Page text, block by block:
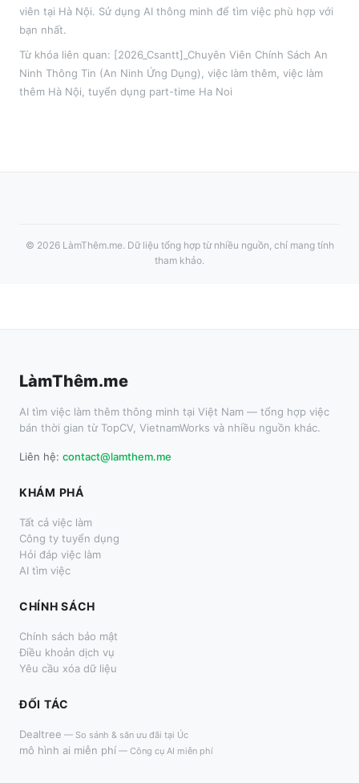
viên tại Hà Nội. Sử dụng AI thông minh để tìm việc phù hợp với
bạn nhất.
Từ khóa liên quan: [2026_Csantt]_Chuyên Viên Chính Sách An
Ninh Thông Tin (An Ninh Ứng Dụng) việc làm thêm , việc làm
thêm Hà Nội , tuyển dụng part-time Ha Noi
© 2026 LàmThêm.me. Dữ liệu tổng hợp từ nhiều nguồn, chỉ mang tính
tham khảo.
LàmThêm.me
AI tìm việc làm thêm thông minh tại Việt Nam — tổng hợp việc
bán thời gian từ TopCV, VietnamWorks và nhiều nguồn khác.
Liên hệ: contact@lamthem.me
KHÁM PHÁ
Tất cả việc làm
Công ty tuyển dụng
Hỏi đáp việc làm
AI tìm việc
CHÍNH SÁCH
Chính sách bảo mật
Điều khoản dịch vụ
Yêu cầu xóa dữ liệu
ĐỐI TÁC
Dealtree — So sánh & săn ưu đãi tại Úc
mô hình ai miễn phí — Công cụ AI miễn phí